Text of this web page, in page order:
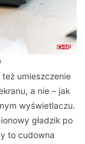
też umieszczenie
a nie – jak
wyświetlaczu.
gładzik po
to cudowna